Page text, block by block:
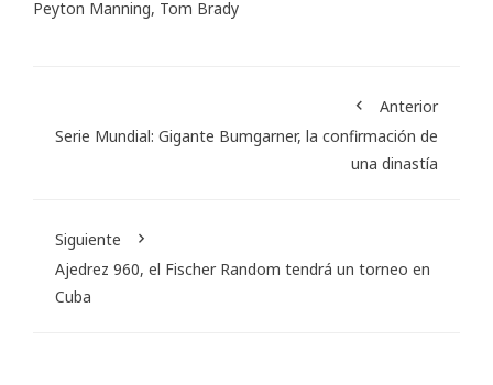
Peyton Manning, Tom Brady
Anterior
Serie Mundial: Gigante Bumgarner, la confirmación de
una dinastía
Siguiente
Ajedrez 960, el Fischer Random tendrá un torneo en
Cuba